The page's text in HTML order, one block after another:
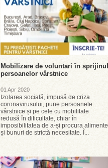
Mobilizare de voluntari în sprijinul
persoanelor vârstnice
01 Apr 2020
Izolarea socială, impusă de criza
coronavirusului, pune persoanele
vârstnice și pe cele cu mobilitate
redusă în dificultate, chiar în
imposibilitatea de a-și procura alimente
și bunuri de strictă necesitate. Î...